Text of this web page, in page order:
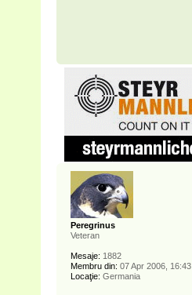
Peregrinus
Veteran
Mesaje: 1882
Membru din: 07 Apr 2006, 16:43
Locaţie: Germania